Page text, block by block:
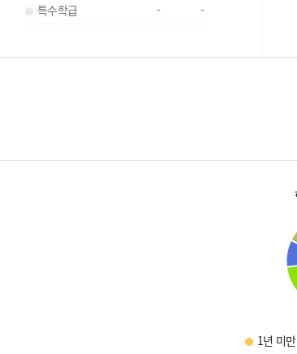
특수학급
- -
1년 미만